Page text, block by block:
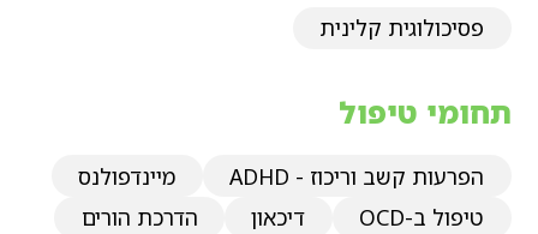
פסיכולוגית קלינית
תחומי טיפול
הפרעות קשב וריכוז - ADHD
מיינדפולנס
טיפול ב-OCD
דיכאון
הדרכת הורים